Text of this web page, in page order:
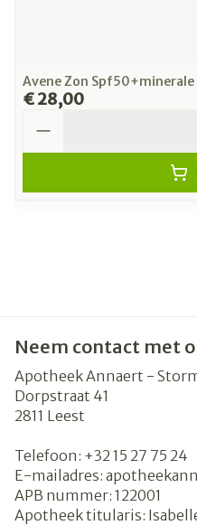
Avene Zon Spf50+minerale
€ 28,00
Neem contact met
Apotheek Annaert -
Dorpstraat 41
2811 Leest
Telefoon: +32 15 27 75 24
E-mailadres:
APB nummer: 122001
Apotheek titularis: